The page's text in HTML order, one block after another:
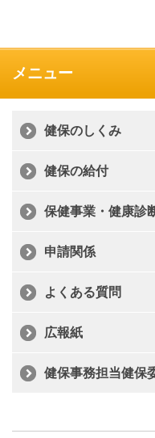
メニュー
健保のしくみ
健保の給付
保健事業・健康診
申請関係
よくある質問
広報紙
健保事務担当健保